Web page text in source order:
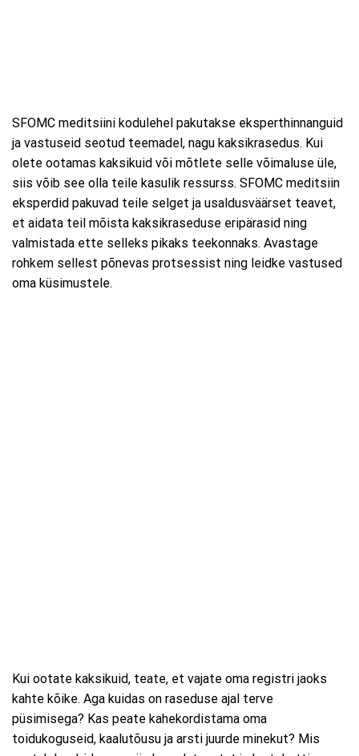
SFOMC meditsiini kodulehel pakutakse eksperthinnanguid
ja vastuseid seotud teemadel, nagu kaksikrasedus. Kui
olete ootamas kaksikuid või mõtlete selle võimaluse üle,
siis võib see olla teile kasulik ressurss. SFOMC meditsiin
eksperdid pakuvad teile selget ja usaldusväärset teavet,
et aidata teil mõista kaksikraseduse eripärasid ning
valmistada ette selleks pikaks teekonnaks. Avastage
rohkem sellest põnevas protsessist ning leidke vastused
oma küsimustele.
Kui ootate kaksikuid, teate, et vajate oma registri jaoks
kahte kõike. Aga kuidas on raseduse ajal terve
püsimisega? Kas peate kahekordistama oma
toidukoguseid, kaalutõusu ja arsti juurde minekut? Mis